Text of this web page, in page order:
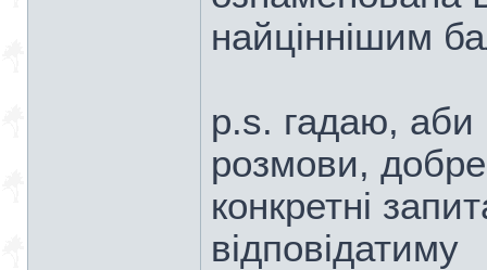
найціннішим
p.s. гадаю, аби
розмови,
конкретні
відповідатиму